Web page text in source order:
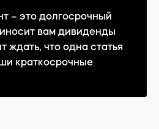
– это долгосрочный
вам дивиденды
ждать, что одна статья
краткосрочные